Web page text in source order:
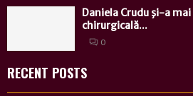
Daniela Crudu şi-a
chirurgicală...
0
RECENT POSTS